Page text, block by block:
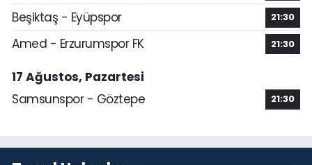
Beşiktaş - Eyüpspor 21:30
Amed - Erzurumspor FK 21:30
17 Ağustos, Pazartesi
Samsunspor - Göztepe
21:30